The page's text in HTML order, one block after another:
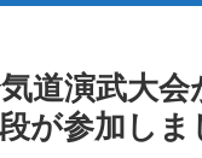
道演武大
が参加しま